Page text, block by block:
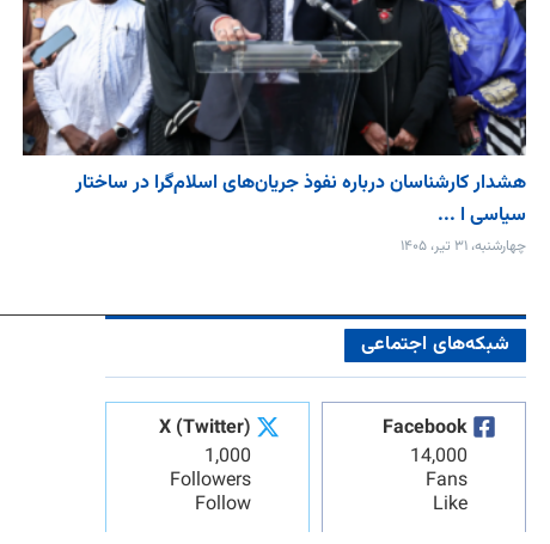
هشدار کارشناسان درباره نفوذ جریان‌های اسلام‌گرا در ساختار
سیاسی ا ...
چهارشنبه، ۳۱ تیر، ۱۴۰۵
شبکه‌های اجتماعی
Facebook
14,000
Fans
Like
X (Twitter)
1,000
Followers
Follow